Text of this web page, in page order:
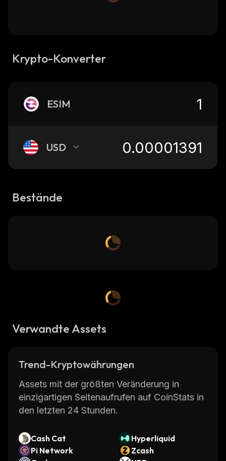
Krypto-Konverter
ESIM
USD
Bestände
Verwandte Assets
Trend-Kryptowährungen
Assets mit der größten Veränderung in
einzigartigen Seitenaufrufen auf CoinStats in
den letzten 24 Stunden.
Cash Cat
Hyperliquid
Pi Network
Zcash